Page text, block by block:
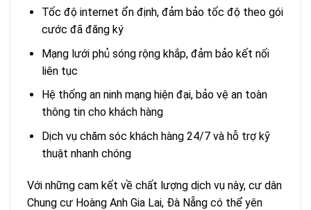
Tốc độ internet ổn định, đảm bảo tốc độ theo gói
cước đã đăng ký
Mạng lưới phủ sóng rộng khắp, đảm bảo kết nối
liên tục
Hệ thống an ninh mạng hiện đại, bảo vệ an toàn
thông tin cho khách hàng
Dịch vụ chăm sóc khách hàng 24/7 và hỗ trợ kỹ
thuật nhanh chóng
Với những cam kết về chất lượng dịch vụ này, cư dân
Chung cư Hoàng Anh Gia Lai, Đà Nẵng có thể yên